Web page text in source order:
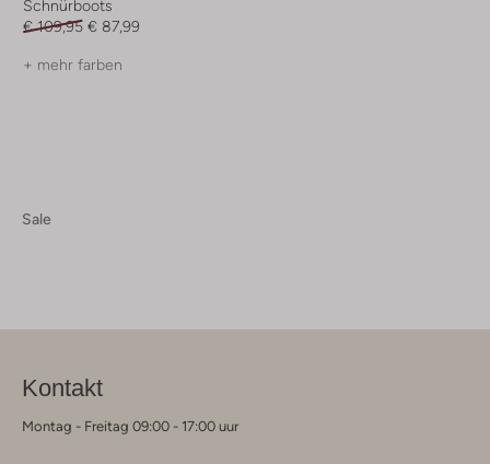
Schnürboots
€ 109,95 € 87,99
+ mehr farben
Sale
Kontakt
Montag - Freitag 09:00 - 17:00 uur